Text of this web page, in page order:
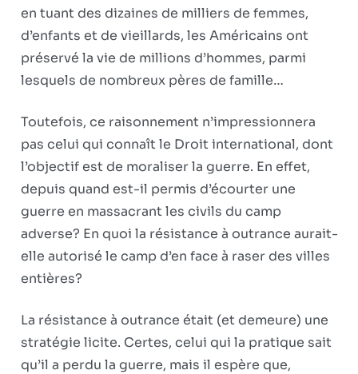
en tuant des dizaines de milliers de femmes,
d’enfants et de vieillards, les Américains ont
préservé la vie de millions d’hommes, parmi
lesquels de nombreux pères de famille…
Toutefois, ce raisonnement n’impressionnera
pas celui qui connaît le Droit international, dont
l’objectif est de moraliser la guerre. En effet,
depuis quand est-il permis d’écourter une
guerre en massacrant les civils du camp
adverse? En quoi la résistance à outrance aurait-
elle autorisé le camp d’en face à raser des villes
entières?
La résistance à outrance était (et demeure) une
stratégie licite. Certes, celui qui la pratique sait
qu’il a perdu la guerre, mais il espère que,